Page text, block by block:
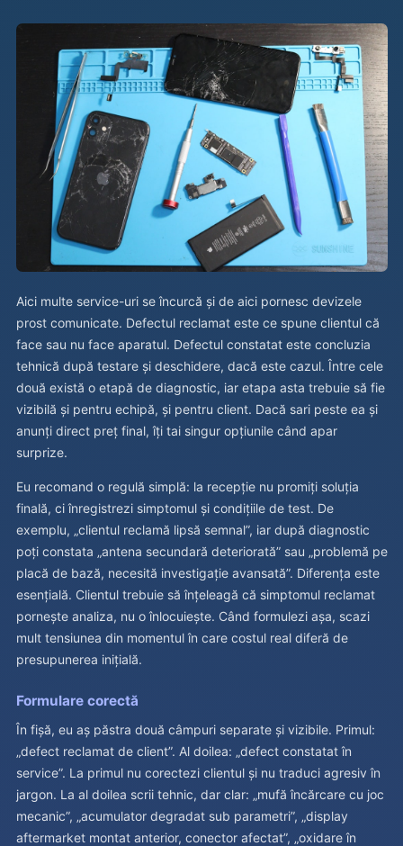
Aici multe service-uri se încurcă și de aici pornesc devizele
prost comunicate. Defectul reclamat este ce spune clientul că
face sau nu face aparatul. Defectul constatat este concluzia
tehnică după testare și deschidere, dacă este cazul. Între cele
două există o etapă de diagnostic, iar etapa asta trebuie să fie
vizibilă și pentru echipă, și pentru client. Dacă sari peste ea și
anunți direct preț final, îți tai singur opțiunile când apar
surprize.
Eu recomand o regulă simplă: la recepție nu promiți soluția
finală, ci înregistrezi simptomul și condițiile de test. De
exemplu, „clientul reclamă lipsă semnal”, iar după diagnostic
poți constata „antena secundară deteriorată” sau „problemă pe
placă de bază, necesită investigație avansată”. Diferența este
esențială. Clientul trebuie să înțeleagă că simptomul reclamat
pornește analiza, nu o înlocuiește. Când formulezi așa, scazi
mult tensiunea din momentul în care costul real diferă de
presupunerea inițială.
Formulare corectă
În fișă, eu aș păstra două câmpuri separate și vizibile. Primul:
„defect reclamat de client”. Al doilea: „defect constatat în
service”. La primul nu corectezi clientul și nu traduci agresiv în
jargon. La al doilea scrii tehnic, dar clar: „mufă încărcare cu joc
mecanic”, „acumulator degradat sub parametri”, „display
aftermarket montat anterior, conector afectat”, „oxidare în